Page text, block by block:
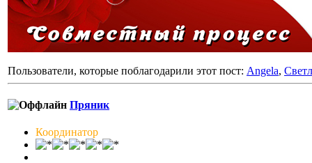
Пользователи, которые поблагодарили этот пост: Angela,
Пряник
Координатор